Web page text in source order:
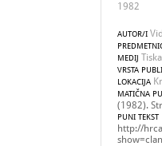
1982
AUTOR/I
MEDIJ
VRSTA
LOKACIJA
MATIČNA
(1982).
PUNI TEKST
http://